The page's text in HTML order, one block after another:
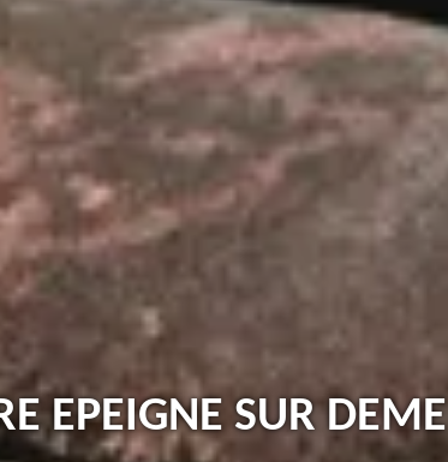
EPEIGNE SUR DEME